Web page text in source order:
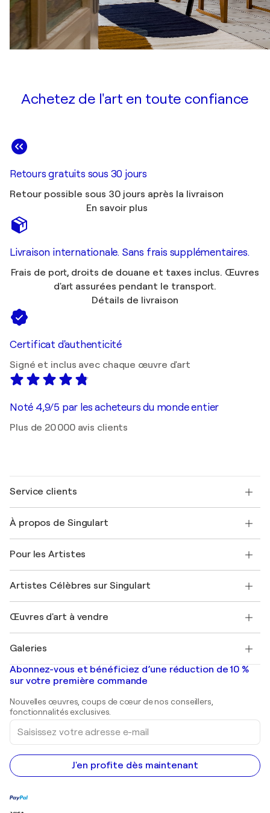
Achetez de l'art en toute confiance
Retours gratuits sous 30 jours
Retour possible sous 30 jours après la livraison
En savoir plus
Livraison internationale. Sans frais supplémentaires.
Frais de port, droits de douane et taxes inclus. Œuvres
d'art assurées pendant le transport.
Détails de livraison
Certificat d'authenticité
Signé et inclus avec chaque œuvre d'art
Noté 4,9/5 par les acheteurs du monde entier
Plus de 20 000 avis clients
Service clients
Expédition
Offrir une carte cadeau
Rejoignez notre programme commercial
Mon compte
+33 1 76 44 06 42
À propos de Singulart
FAQ
Magazine Singulart
Emplois
Découvrez une sélection d'art original
Pour les Artistes
Se connecter en tant qu'Artiste
Artistes Célèbres sur Singulart
Marc Chagall
Banksy
Mr. Brainwash
Shepard Fairey
Œuvres d'art à vendre
Tableaux abstraits à vendre
Peintures de paysage
Estampes
Peintures acryliques
Galeries
Galeries d'art en France
Galeries d'art en Belgique
Abonnez-vous et bénéficiez d’une réduction de 10 %
sur votre première commande
Nouvelles œuvres, coups de cœur de nos conseillers,
fonctionnalités exclusives.
Saisissez
votre
adresse
e-
mail
J'en profite dès maintenant